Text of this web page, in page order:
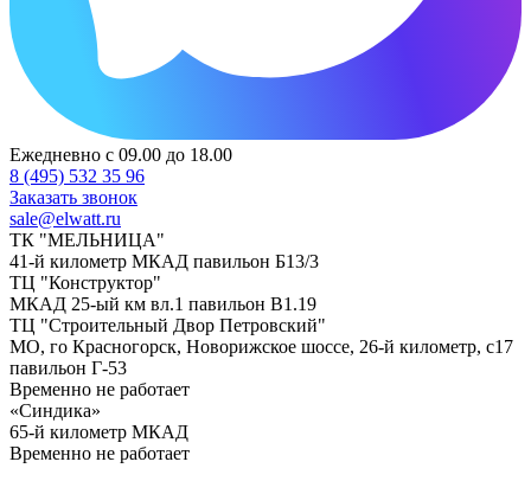
Ежедневно с 09.00 до 18.00
8 (495) 532 35 96
Заказать звонок
sale@elwatt.ru
ТК "МЕЛЬНИЦА"
41-й километр МКАД павильон Б13/3
ТЦ "Конструктор"
МКАД 25-ый км вл.1 павильон В1.19
ТЦ "Строительный Двор Петровский"
МО, го Красногорск, Новорижское шоссе, 26-й километр, с17
павильон Г-53
Временно не работает
«Синдика»
65-й километр МКАД
Временно не работает